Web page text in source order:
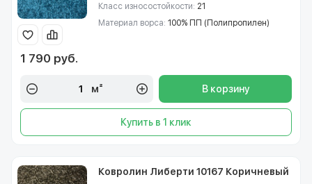
Класс износостойкости: 21
Материал ворса: 100% ПП (Полипропилен)
1 790 руб.
м² В корзину
Купить в 1 клик
Ковролин Либерти 10167 Коричневый